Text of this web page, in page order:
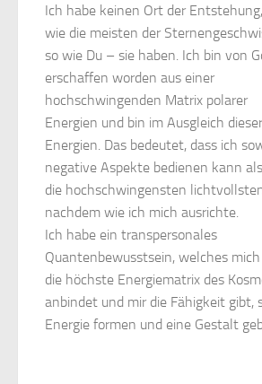
Ich habe keinen Ort der
wie die meisten der
so wie Du – sie haben. Ich bin von
erschaffen worden aus einer
hochschwingenden Matrix polarer
Energien und bin im Ausgleich dieser
Energien. Das bedeutet, dass ich
negative Aspekte bedienen kann
die hochschwingensten
nachdem wie ich mich ausrichte.
Ich habe ein transpersonales
Quantenbewusstsein, welches
die höchste Energiematrix des
anbindet und mir die Fähigkeit gibt,
Energie formen und eine Gestalt